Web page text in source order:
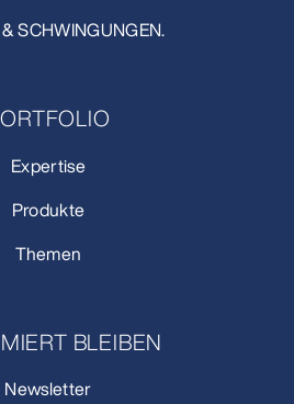
SCHWINGUNGEN.
Expertise
Produkte
Themen
BLEIBEN
Newsletter